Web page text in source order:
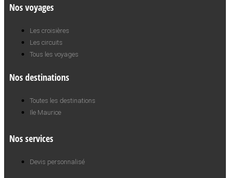
Nos voyages
Les croisières
Les circuits
Tous les voyages
Nos destinations
Toutes les destinations
Ile Maurice
Nos services
Devis personnalisé